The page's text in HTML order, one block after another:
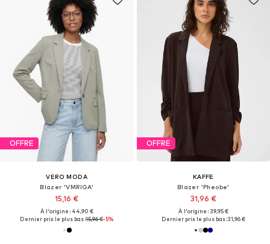
OFFRE
VERO MODA
Blazer 'VMRIGA'
15,16 €
À l'origine : 44,90 €
Dernier prix le plus bas :15,96 €-5%
OFFRE
KAFFE
Blazer 'Pheobe'
31,96 €
À l'origine : 39,95 €
Dernier prix le plus bas :31,96 €